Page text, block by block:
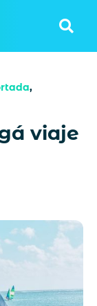
,
viaje